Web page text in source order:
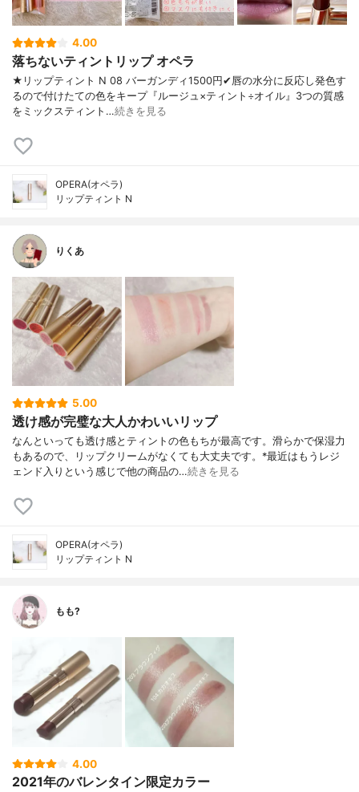
4.00
落ちないティントリップ オペラ
★リップティント N 08 バーガンディ1500円✔︎唇の水分に反応し発色す
るので付けたての色をキープ『ルージュ×ティント÷オイル』3つの質感
をミックスティント…続きを見る
OPERA(オペラ)
リップティント N
りくあ
5.00
透け感が完璧な大人かわいいリップ
なんといっても透け感とティントの色もちが最高です。滑らかで保湿力
もあるので、リップクリームがなくても大丈夫です。*最近はもうレジ
ェンド入りという感じで他の商品の…続きを見る
OPERA(オペラ)
リップティント N
もも?
4.00
2021年のバレンタイン限定カラー